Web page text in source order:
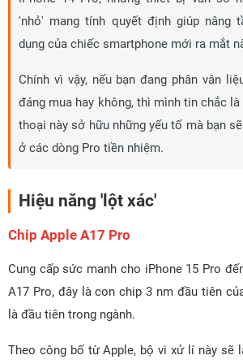
'nhỏ' mang tính quyết định giúp nâng
dụng của chiếc smartphone mới ra mắt
Chính vì vậy, nếu bạn đang phân vân
đáng mua hay không, thì mình tin chắc
thoại này sở hữu những yếu tố mà bạn
ở các dòng Pro tiền nhiệm.
Hiệu năng 'lột xác'
Chip Apple A17 Pro
Cung cấp sức manh cho iPhone 15 Pro
A17 Pro, đây là con chip 3 nm đầu tiên
là đầu tiên trong ngành.
Theo công bố từ Apple, bộ vi xử lí này sẽ